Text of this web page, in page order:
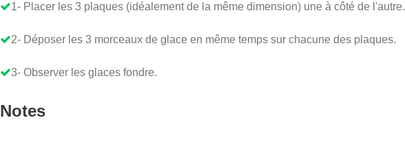
1- Placer les 3 plaques (idéalement de la même dimension) une à côté de l'autre.
2- Déposer les 3 morceaux de glace en même temps sur chacune des plaques.
3- Observer les glaces fondre.
Notes